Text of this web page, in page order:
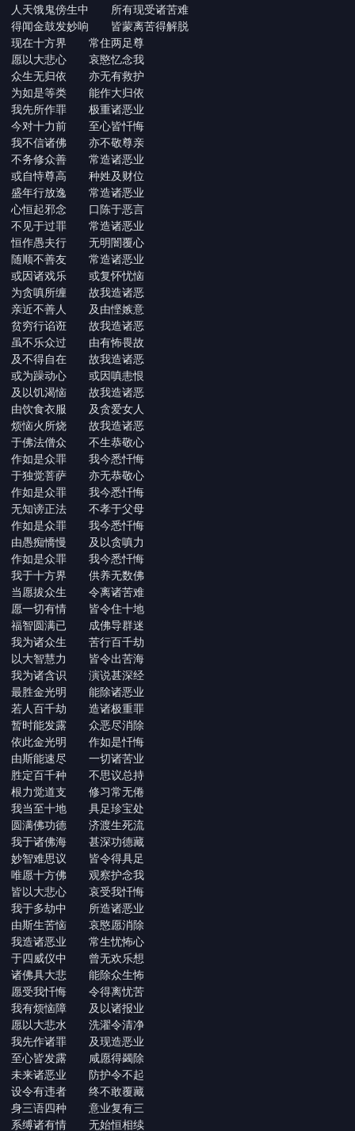
人天饿鬼傍生中 所有现受诸苦难
得闻金鼓发妙响 皆蒙离苦得解脱
现在十方界 常住两足尊
愿以大悲心 哀愍忆念我
众生无归依 亦无有救护
为如是等类 能作大归依
我先所作罪 极重诸恶业
今对十力前 至心皆忏悔
我不信诸佛 亦不敬尊亲
不务修众善 常造诸恶业
或自恃尊高 种姓及财位
盛年行放逸 常造诸恶业
心恒起邪念 口陈于恶言
不见于过罪 常造诸恶业
恒作愚夫行 无明闇覆心
随顺不善友 常造诸恶业
或因诸戏乐 或复怀忧恼
为贪嗔所缠 故我造诸恶
亲近不善人 及由悭嫉意
贫穷行谄诳 故我造诸恶
虽不乐众过 由有怖畏故
及不得自在 故我造诸恶
或为躁动心 或因嗔恚恨
及以饥渴恼 故我造诸恶
由饮食衣服 及贪爱女人
烦恼火所烧 故我造诸恶
于佛法僧众 不生恭敬心
作如是众罪 我今悉忏悔
于独觉菩萨 亦无恭敬心
作如是众罪 我今悉忏悔
无知谤正法 不孝于父母
作如是众罪 我今悉忏悔
由愚痴憍慢 及以贪嗔力
作如是众罪 我今悉忏悔
我于十方界 供养无数佛
当愿拔众生 令离诸苦难
愿一切有情 皆令住十地
福智圆满已 成佛导群迷
我为诸众生 苦行百千劫
以大智慧力 皆令出苦海
我为诸含识 演说甚深经
最胜金光明 能除诸恶业
若人百千劫 造诸极重罪
暂时能发露 众恶尽消除
依此金光明 作如是忏悔
由斯能速尽 一切诸苦业
胜定百千种 不思议总持
根力觉道支 修习常无倦
我当至十地 具足珍宝处
圆满佛功德 济渡生死流
我于诸佛海 甚深功德藏
妙智难思议 皆令得具足
唯愿十方佛 观察护念我
皆以大悲心 哀受我忏悔
我于多劫中 所造诸恶业
由斯生苦恼 哀愍愿消除
我造诸恶业 常生忧怖心
于四威仪中 曾无欢乐想
诸佛具大悲 能除众生怖
愿受我忏悔 令得离忧苦
我有烦恼障 及以诸报业
愿以大悲水 洗濯令清净
我先作诸罪 及现造恶业
至心皆发露 咸愿得蠲除
未来诸恶业 防护令不起
设令有违者 终不敢覆藏
身三语四种 意业复有三
系缚诸有情 无始恒相续